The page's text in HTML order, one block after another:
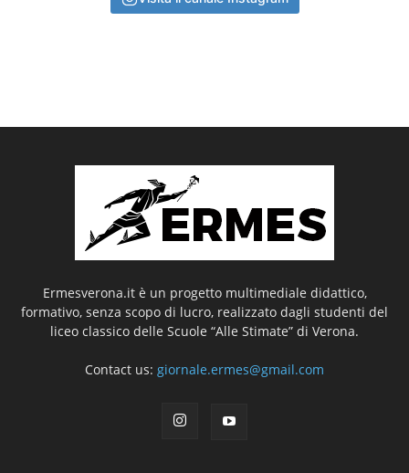
Ermesverona.it è un progetto multimediale didattico,
formativo, senza scopo di lucro, realizzato dagli studenti del
liceo classico delle Scuole “Alle Stimate” di Verona.
Contact us: giornale.ermes@gmail.com